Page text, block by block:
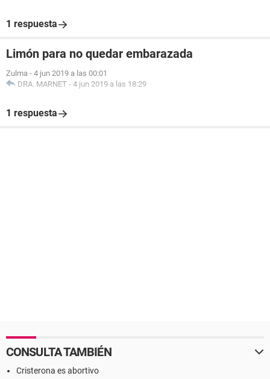
1 respuesta
Limón para no quedar embarazada
Zulma - 4 jun 2019 a las 00:01
DRA. MARNET - 4 jun 2019 a las 18:29
1 respuesta
CONSULTA TAMBIÉN
Cristerona es abortivo